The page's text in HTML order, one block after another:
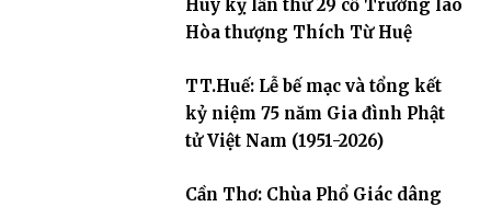
Húy kỵ lần thứ 29 cố Trưởng lão
Hòa thượng Thích Từ Huệ
TT.Huế: Lễ bế mạc và tổng kết
kỷ niệm 75 năm Gia đình Phật
tử Việt Nam (1951-2026)
Cần Thơ: Chùa Phổ Giác dâng